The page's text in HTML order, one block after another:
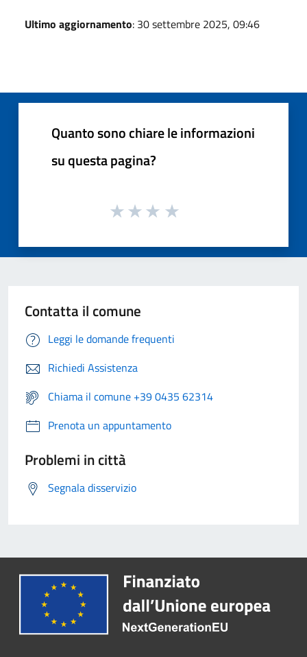
Ultimo aggiornamento: 30 settembre 2025, 09:46
Quanto sono chiare le informazioni
su questa pagina?
Contatta il comune
Leggi le domande frequenti
Richiedi Assistenza
Chiama il comune +39 0435 62314
Prenota un appuntamento
Problemi in città
Segnala disservizio